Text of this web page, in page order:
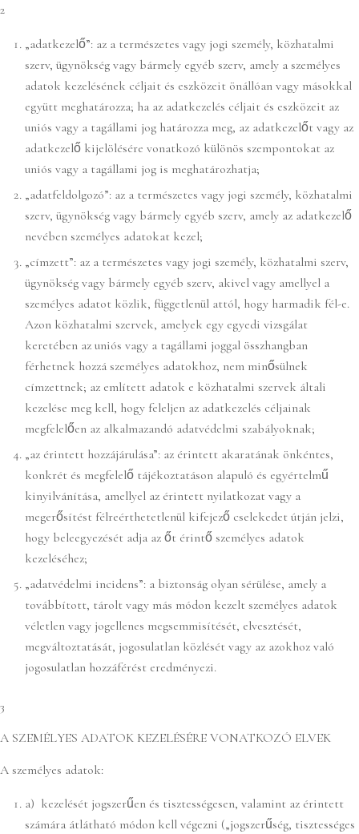
2
„adatkezelő”: az a természetes vagy jogi személy, közhatalmi
szerv, ügynökség vagy bármely egyéb szerv, amely a személyes
adatok kezelésének céljait és eszközeit önállóan vagy másokkal
együtt meghatározza; ha az adatkezelés céljait és eszközeit az
uniós vagy a tagállami jog határozza meg, az adatkezelőt vagy az
adatkezelő kijelölésére vonatkozó különös szempontokat az
uniós vagy a tagállami jog is meghatározhatja;
„adatfeldolgozó”: az a természetes vagy jogi személy, közhatalmi
szerv, ügynökség vagy bármely egyéb szerv, amely az adatkezelő
nevében személyes adatokat kezel;
„címzett”: az a természetes vagy jogi személy, közhatalmi szerv,
ügynökség vagy bármely egyéb szerv, akivel vagy amellyel a
személyes adatot közlik, függetlenül attól, hogy harmadik fél-e.
Azon közhatalmi szervek, amelyek egy egyedi vizsgálat
keretében az uniós vagy a tagállami joggal összhangban
férhetnek hozzá személyes adatokhoz, nem minősülnek
címzettnek; az említett adatok e közhatalmi szervek általi
kezelése meg kell, hogy feleljen az adatkezelés céljainak
megfelelően az alkalmazandó adatvédelmi szabályoknak;
„az érintett hozzájárulása”: az érintett akaratának önkéntes,
konkrét és megfelelő tájékoztatáson alapuló és egyértelmű
kinyilvánítása, amellyel az érintett nyilatkozat vagy a
megerősítést félreérthetetlenül kifejező cselekedet útján jelzi,
hogy beleegyezését adja az őt érintő személyes adatok
kezeléséhez;
„adatvédelmi incidens”: a biztonság olyan sérülése, amely a
továbbított, tárolt vagy más módon kezelt személyes adatok
véletlen vagy jogellenes megsemmisítését, elvesztését,
megváltoztatását, jogosulatlan közlését vagy az azokhoz való
jogosulatlan hozzáférést eredményezi.
3
A SZEMÉLYES ADATOK KEZELÉSÉRE VONATKOZÓ ELVEK
A személyes adatok:
a) kezelését jogszerűen és tisztességesen, valamint az érintett
számára átlátható módon kell végezni („jogszerűség, tisztességes